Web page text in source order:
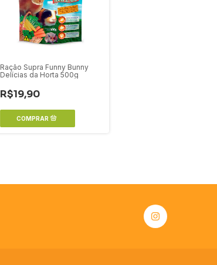
Ração Supra Funny Bunny
Delícias da Horta 500g
R$19,90